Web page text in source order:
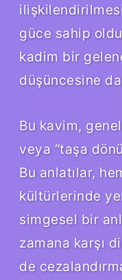
güce sahip
kadim bir
düşüncesine
Bu kavim,
veya “taşa
Bu anlatılar,
kültürlerinde
simgesel bir
zamana karşı
de